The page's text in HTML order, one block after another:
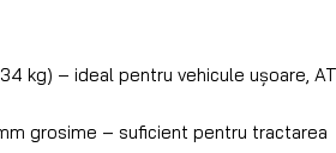
kg) – ideal pentru vehicule ușoare,
grosime – suficient pentru tractarea